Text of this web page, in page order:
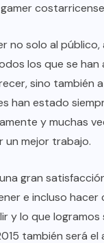
no solo al público,
los que se
sino también
han estado
y muchas
un mejor trabajo.
gran
e incluso hacer
y lo que logramos
también será el